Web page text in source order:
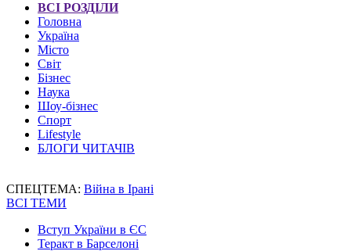
ВСІ РОЗДІЛИ
Головна
Україна
Місто
Світ
Бізнес
Наука
Шоу-бізнес
Спорт
Lifestyle
БЛОГИ ЧИТАЧІВ
СПЕЦТЕМА: Війна в Ірані
ВСІ ТЕМИ
Вступ України в ЄС
Теракт в Барселоні